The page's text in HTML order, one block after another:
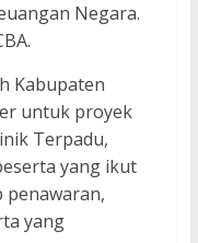
Negara.
Kabupaten
untuk proyek
Terpadu,
yang ikut
penawaran,
yang